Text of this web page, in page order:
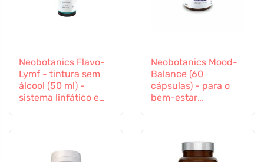
Neobotanics Flavo-
Lymf - tintura sem
álcool (50 ml) -
sistema linfático e
Neobotanics Mood-
Balance (60
cápsulas) - para o
bem-estar